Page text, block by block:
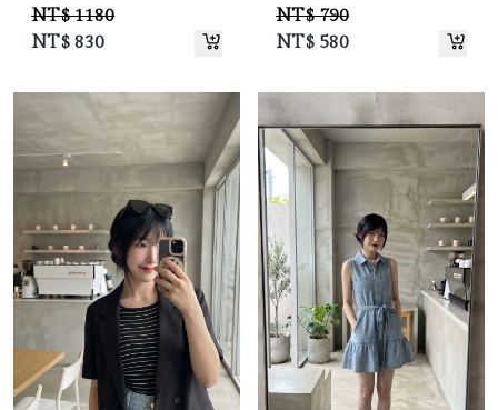
NT$ 1180
NT$ 830
NT$ 790
NT$ 580